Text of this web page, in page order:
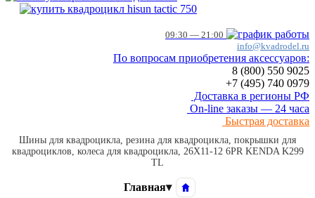
09:30 — 21:00
info@kvadrodel.ru
По вопросам приобретения аксессуаров:
8 (800) 550 9025
+7 (495) 740 0979
Доставка в регионы РФ
On-line заказы — 24 часа
Быстрая доставка
Шины для квадроцикла, резина для квадроцикла, покрышки для
квадроциклов, колеса для квадроцикла, 26X11-12 6PR KENDA K299
TL
Главная▾